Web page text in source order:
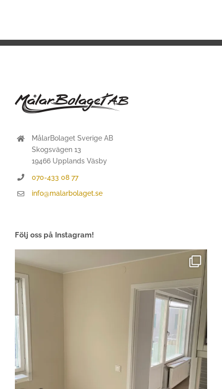
MålarBolaget Sverige AB
Skogsvägen 13
19466 Upplands Väsby
070-433 08 77
info@malarbolaget.se
Följ oss på Instagram!